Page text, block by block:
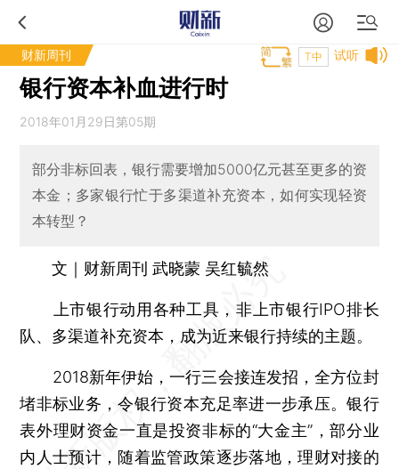
财新周刊 试听
T中
银行资本补血进行时
2018年01月29日第05期
部分非标回表，银行需要增加5000亿元甚至更多的资
本金；多家银行忙于多渠道补充资本，如何实现轻资
本转型？
文｜财新周刊 武晓蒙 吴红毓然
上市银行动用各种工具，非上市银行IPO排长
队、多渠道补充资本，成为近来银行持续的主题。
2018新年伊始，一行三会接连发招，全方位封
堵非标业务，令银行资本充足率进一步承压。银行
表外理财资金一直是投资非标的“大金主”，部分业
内人士预计，随着监管政策逐步落地，理财对接的